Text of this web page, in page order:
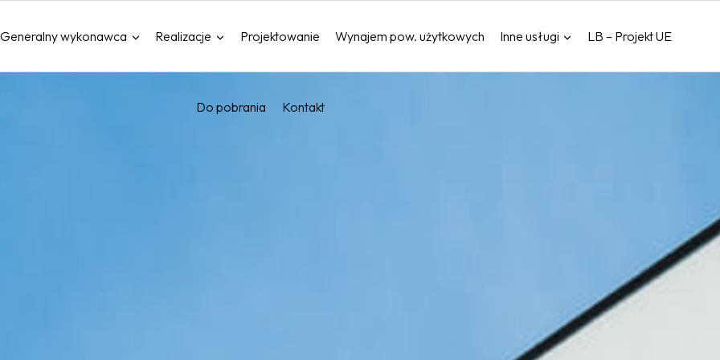
Generalny wykonawca Realizacje Projektowanie Wynajem pow. użytkowych Inne usługi LB – Projekt UE
Do pobrania Kontakt